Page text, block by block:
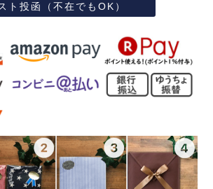
ト投函（不在でもOK）